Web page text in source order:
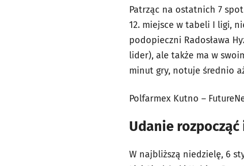
Patrząc na ostatnich 7
12. miejsce w tabeli I ligi,
podopieczni Radosława
lider), ale także ma w
minut gry, notuje średnio
Polfarmex Kutno –
Udanie
W najbliższą niedzielę, 6